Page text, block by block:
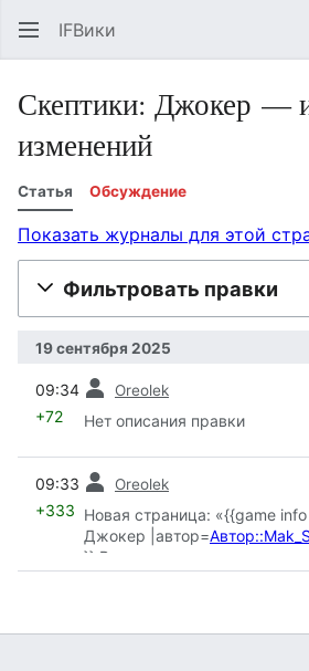
IFВики
Скептики: Джокер —
изменений
Статья Обсуждение
Показать журналы для этой
Фильтровать правки
19 сентября 2025
09:34 Oreolek
+72 Нет описания правки
09:33 Oreolek
+333 Новая страница: «{{game info |название=Скептики:
Джокер |автор=
}} В город приехал стр…»